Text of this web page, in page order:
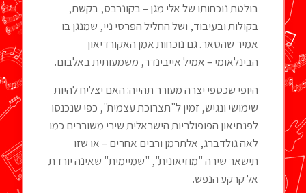
בולטת נוכחותו של אלי מגן – בקונרבס, בקשת,
בקולות ובעיבוד, ושל החליל הפרסי ניי, שמנגן בו
אמיר שהסאר. גם נוכחות אמן האקורדיאון
הבינלאומי – אמיל אייבינדר, משמעותית באלבום.
היופי שכספי יצרה מעורר תהייה: האם יצליח להיות
שימושי ונגיש, זמין ל"תצרוכת עצמית", כפי שנכנסו
לפנתיאון הפופולריות הישראלית שירי משוררים כמו
לאה גולדברג, אלתרמן ורבים אחרים – או שזו
תישאר שירה "מוזיאונית", "שמיימית" שאינה יורדת
אל קרקע הנפש.